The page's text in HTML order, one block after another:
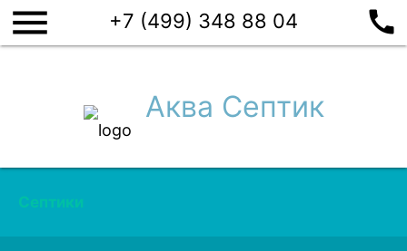
menu +7 (499) 348 88 04 call
Аква Септик
Септики